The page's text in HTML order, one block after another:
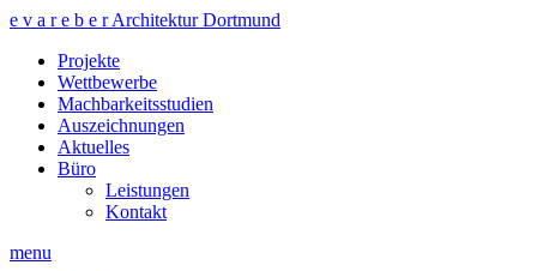
e v a r e b e r Architektur Dortmund
Projekte
Wettbewerbe
Machbarkeitsstudien
Auszeichnungen
Aktuelles
Büro
Leistungen
Kontakt
menu